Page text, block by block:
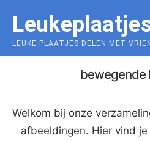
content
LEUKE PLAATJES DELEN MET
bewegende
Welkom bij onze
afbeeldingen. Hier vind